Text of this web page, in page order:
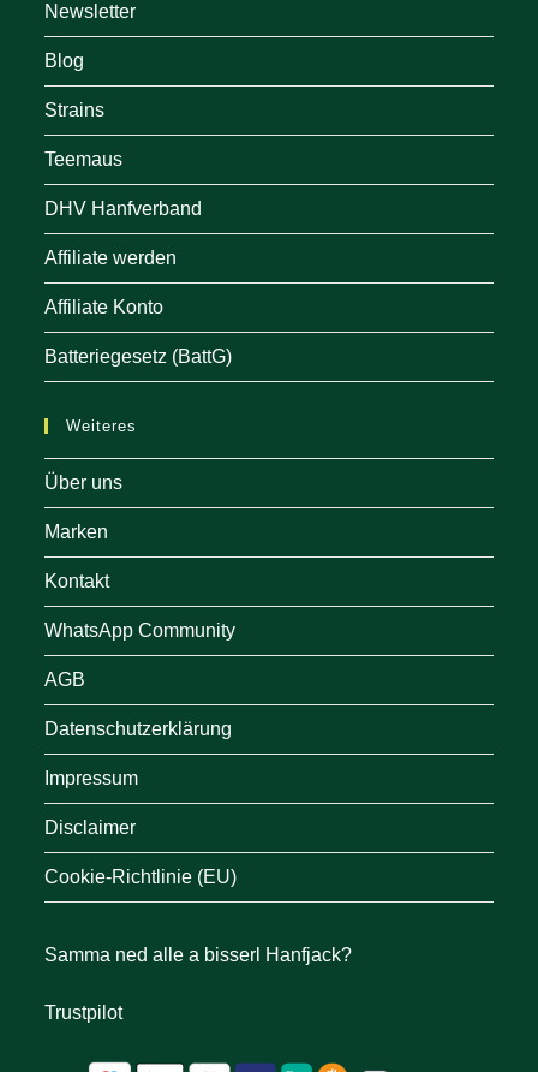
Newsletter
Blog
Strains
Teemaus
DHV Hanfverband
Affiliate werden
Affiliate Konto
Batteriegesetz (BattG)
Weiteres
Über uns
Marken
Kontakt
WhatsApp Community
AGB
Datenschutzerklärung
Impressum
Disclaimer
Cookie-Richtlinie (EU)
Samma ned alle a bisserl Hanfjack?
Trustpilot